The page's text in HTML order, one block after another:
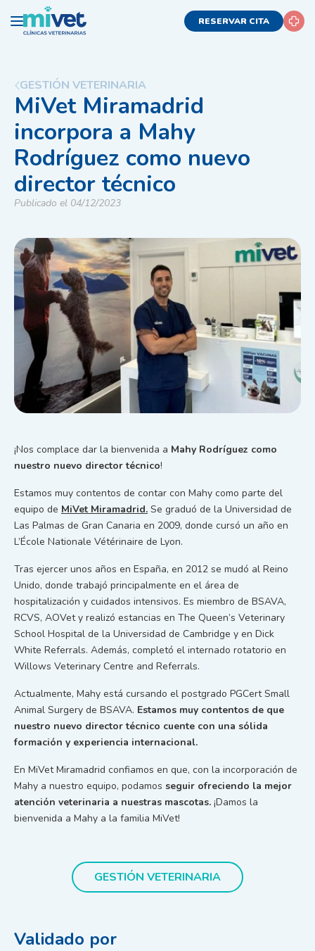
RESERVAR CITA
GESTIÓN VETERINARIA
MiVet Miramadrid
incorpora a Mahy
Rodríguez como nuevo
director técnico
Publicado el 04/12/2023
¡Nos complace dar la bienvenida a Mahy Rodríguez como
nuestro nuevo director técnico!
Estamos muy contentos de contar con Mahy como parte del
equipo de MiVet Miramadrid. Se graduó de la Universidad de
Las Palmas de Gran Canaria en 2009, donde cursó un año en
L’École Nationale Vétérinaire de Lyon.
Tras ejercer unos años en España, en 2012 se mudó al Reino
Unido, donde trabajó principalmente en el área de
hospitalización y cuidados intensivos. Es miembro de BSAVA,
RCVS, AOVet y realizó estancias en The Queen’s Veterinary
School Hospital de la Universidad de Cambridge y en Dick
White Referrals. Además, completó el internado rotatorio en
Willows Veterinary Centre and Referrals.
Actualmente, Mahy está cursando el postgrado PGCert Small
Animal Surgery de BSAVA. Estamos muy contentos de que
nuestro nuevo director técnico cuente con una sólida
formación y experiencia internacional.
En MiVet Miramadrid confiamos en que, con la incorporación de
Mahy a nuestro equipo, podamos seguir ofreciendo la mejor
atención veterinaria a nuestras mascotas. ¡Damos la
bienvenida a Mahy a la familia MiVet!
GESTIÓN VETERINARIA
Validado por